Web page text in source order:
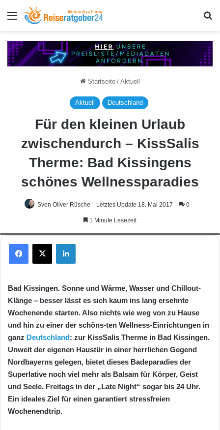
Menü
Startseite / Aktuell
Aktuell Deutschland
Für den kleinen Urlaub
zwischendurch – KissSalis
Therme: Bad Kissingens
schönes Wellnessparadies
Sven Oliver Rüsche Letztes Update 18. Mai 2017 0
1 Minute Lesezeit
Grenzenloses Entspannen unter lichtdurchfluteter Glaskuppel: So lässt sich
X
Bad Kissingen. Sonne und Wärme, Wasser und Chillout-
Klänge – besser lässt es sich kaum ins lang ersehnte
Wochenende starten. Also nichts wie weg von zu Hause
und hin zu einer der schöns-ten Wellness-Einrichtungen in
ganz Deutschland: zur KissSalis Therme in Bad Kissingen.
Unweit der eigenen Haustür in einer herrlichen Gegend
Nordbayerns gelegen, bietet dieses Badeparadies der
Superlative noch viel mehr als Balsam für Körper, Geist
und Seele. Freitags in der „Late Night“ sogar bis 24 Uhr.
Ein ideales Ziel für einen garantiert stressfreien
Wochenendtrip.